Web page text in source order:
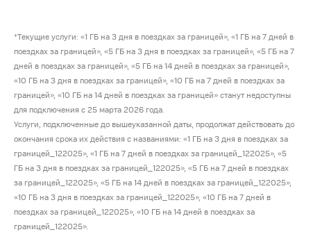
Для дома
Выберите
и подключите
ТВ
с выгодным
тарифом
Тарифы
Интернет,
ТВ и телефон
для дома
Услуги
Личный
кабинет
спутникового
ТВ
Скачать
приложение
Мой
МТС
Акции
Видеонаблюдение
для дома
290 ₽/
*Текущие услуги: «1 ГБ на 3 дня в поездках за границей», «1 ГБ на 7 дней в
поездках за границей», «5 ГБ на 3 дня в поездках за границей», «5 ГБ на 7
дней в поездках за границей», «5 ГБ на 14 дней в поездках за границей»,
«10 ГБ на 3 дня в поездках за границей», «10 ГБ на 7 дней в поездках за
границей», «10 ГБ на 14 дней в поездках за границей» станут недоступны
для подключения с 25 марта 2026 года.
Услуги, подключенные до вышеуказанной даты, продолжат действовать до
окончания срока их действия с названиями: «1 ГБ на 3 дня в поездках за
границей_122025», «1 ГБ на 7 дней в поездках за границей_122025», «5
ГБ на 3 дня в поездках за границей_122025», «5 ГБ на 7 дней в поездках
за границей_122025», «5 ГБ на 14 дней в поездках за границей_122025»,
«10 ГБ на 3 дня в поездках за границей_122025», «10 ГБ на 7 дней в
поездках за границей_122025», «10 ГБ на 14 дней в поездках за
границей_122025».